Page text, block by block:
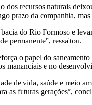
dos recursos naturais
prazo da companhia,
do Rio Formoso e
permanente”, ressaltou.
o papel do
mananciais e no
de vida, saúde e meio
as futuras gerações”,